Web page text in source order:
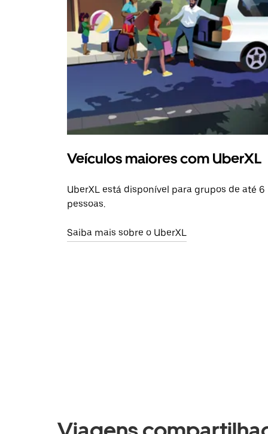
Veículos maiores com UberXL
UberXL está disponível para grupos de até 6
pessoas.
Saiba mais sobre o UberXL